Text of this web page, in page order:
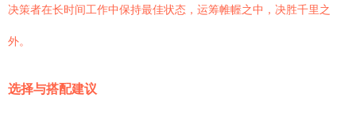
决策者在长时间工作中保持最佳状态，运筹帷幄之中，决胜千里之
外。
选择与搭配建议